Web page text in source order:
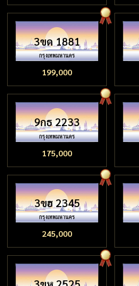
3ขด 1881
199,000
9กธ 2233
175,000
3ขฮ 2345
245,000